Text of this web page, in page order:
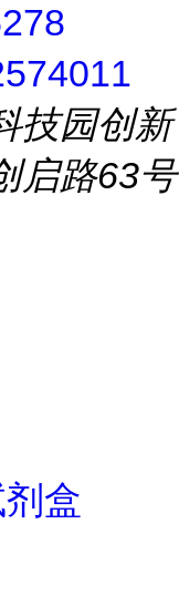
技园创新
启路63号
盒